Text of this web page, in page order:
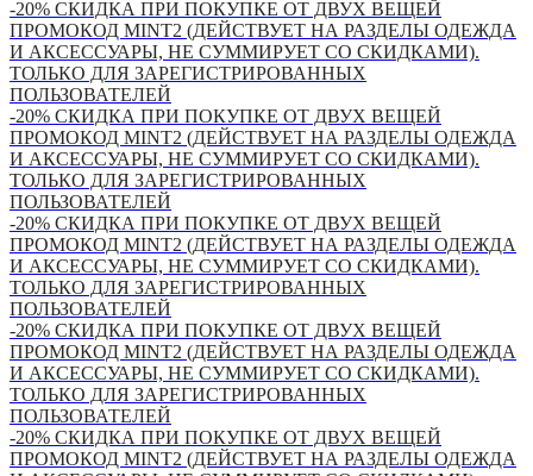
-20% СКИДКА ПРИ ПОКУПКЕ ОТ ДВУХ ВЕЩЕЙ
ПРОМОКОД MINT2 (ДЕЙСТВУЕТ НА РАЗДЕЛЫ ОДЕЖДА
И АКСЕССУАРЫ, НЕ СУММИРУЕТ СО СКИДКАМИ).
ТОЛЬКО ДЛЯ ЗАРЕГИСТРИРОВАННЫХ
ПОЛЬЗОВАТЕЛЕЙ
-20% СКИДКА ПРИ ПОКУПКЕ ОТ ДВУХ ВЕЩЕЙ
ПРОМОКОД MINT2 (ДЕЙСТВУЕТ НА РАЗДЕЛЫ ОДЕЖДА
И АКСЕССУАРЫ, НЕ СУММИРУЕТ СО СКИДКАМИ).
ТОЛЬКО ДЛЯ ЗАРЕГИСТРИРОВАННЫХ
ПОЛЬЗОВАТЕЛЕЙ
-20% СКИДКА ПРИ ПОКУПКЕ ОТ ДВУХ ВЕЩЕЙ
ПРОМОКОД MINT2 (ДЕЙСТВУЕТ НА РАЗДЕЛЫ ОДЕЖДА
И АКСЕССУАРЫ, НЕ СУММИРУЕТ СО СКИДКАМИ).
ТОЛЬКО ДЛЯ ЗАРЕГИСТРИРОВАННЫХ
ПОЛЬЗОВАТЕЛЕЙ
-20% СКИДКА ПРИ ПОКУПКЕ ОТ ДВУХ ВЕЩЕЙ
ПРОМОКОД MINT2 (ДЕЙСТВУЕТ НА РАЗДЕЛЫ ОДЕЖДА
И АКСЕССУАРЫ, НЕ СУММИРУЕТ СО СКИДКАМИ).
ТОЛЬКО ДЛЯ ЗАРЕГИСТРИРОВАННЫХ
ПОЛЬЗОВАТЕЛЕЙ
-20% СКИДКА ПРИ ПОКУПКЕ ОТ ДВУХ ВЕЩЕЙ
ПРОМОКОД MINT2 (ДЕЙСТВУЕТ НА РАЗДЕЛЫ ОДЕЖДА